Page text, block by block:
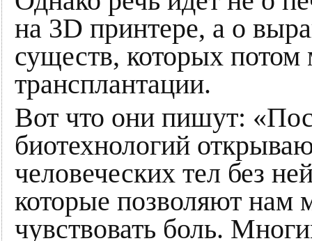
на 3D принтере, а о
существ, которых потом
трансплантации.
Вот что они пишут:
биотехнологий
человеческих тел без
которые позволяют нам
чувствовать боль.